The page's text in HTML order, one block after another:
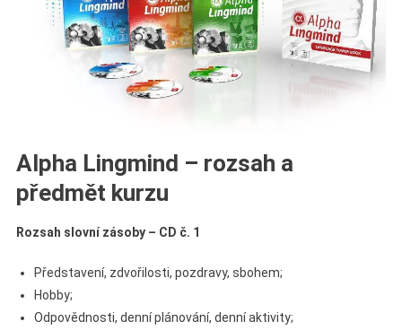
Alpha Lingmind – rozsah a
předmět kurzu
Rozsah slovní zásoby – CD č. 1
Představení, zdvořilosti, pozdravy, sbohem;
Hobby;
Odpovědnosti, denní plánování, denní aktivity;